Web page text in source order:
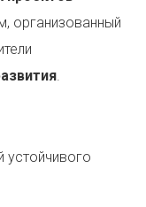
организованный
.
устойчивого